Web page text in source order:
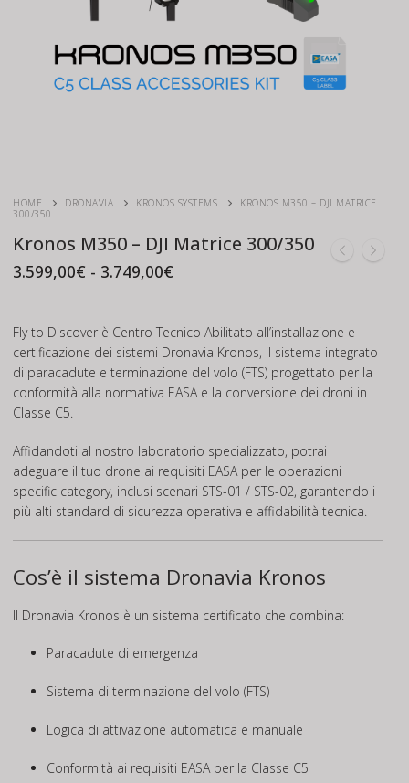
HOME DRONAVIA KRONOS SYSTEMS
KRONOS M350 – DJI MATRICE
300/350
Kronos M350 – DJI Matrice 300/350
3.599,00€ - 3.749,00€
3.599,00€
a
3.749,00€
Fly to Discover è Centro Tecnico Abilitato all’installazione e
certificazione dei sistemi Dronavia Kronos, il sistema integrato
di paracadute e terminazione del volo (FTS) progettato per la
conformità alla normativa EASA e la conversione dei droni in
Classe C5.
Affidandoti al nostro laboratorio specializzato, potrai
adeguare il tuo drone ai requisiti EASA per le operazioni
specific category, inclusi scenari STS-01 / STS-02, garantendo i
più alti standard di sicurezza operativa e affidabilità tecnica.
Cos’è il sistema Dronavia Kronos
Il Dronavia Kronos è un sistema certificato che combina:
Paracadute di emergenza
Sistema di terminazione del volo (FTS)
Logica di attivazione automatica e manuale
Conformità ai requisiti EASA per la Classe C5